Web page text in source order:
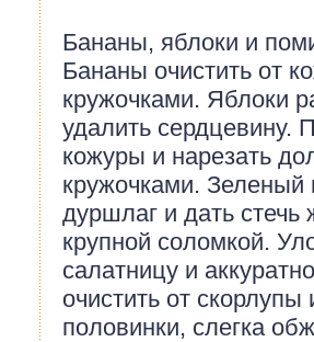
Бананы, яблоки и
Бананы очистить от
кружочками. Яблоки
удалить сердцевину.
кожуры и нарезать
кружочками. Зеленый
дуршлаг и дать стечь
крупной соломкой.
салатницу и
очистить от
половинки, слегка